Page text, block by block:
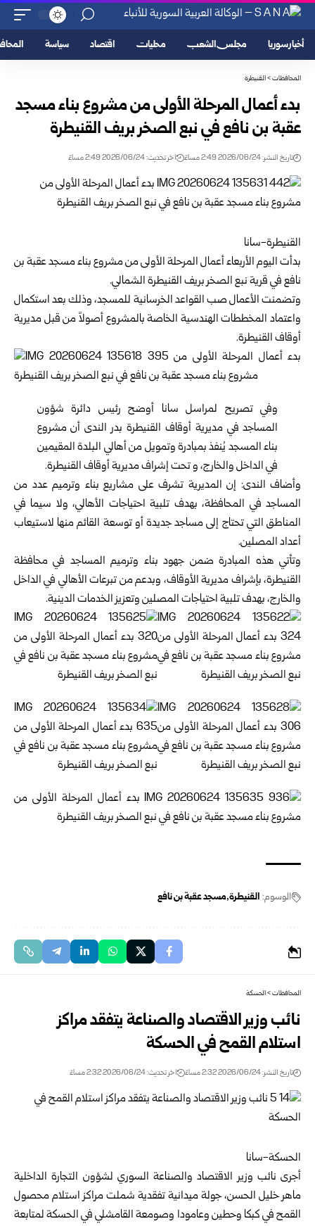
أخبار سوريا مجلس الشعب محليات اقتصاد سياسة
المحافظات>القنيطرة
بدء أعمال المرحلة الأولى من مشروع بناء مسجد
عقبة بن نافع في نبع ‏الصخر بريف القنيطرة
تاريخ النشر: 2026/06/24 2:49 مساءً اخر تحديث: 2026/06/24 2:49 مساءً
القنيطرة-سانا‏
بدأت اليوم الأربعاء أعمال المرحلة الأولى من مشروع بناء مسجد عقبة ‏بن
نافع في قرية نبع الصخر بريفالقنيطرةالشمالي‎.‎
وتضمنت الأعمال صب القواعد الخرسانية للمسجد، وذلك بعد استكمال
‏واعتماد المخططات الهندسية الخاصة بالمشروع أصولاً من قبل مديرية
‏أوقاف القنيطرة‎.‎
وفي تصريح لمراسل سانا أوضح رئيس دائرة شؤون
المساجد في مديرية ‏أوقاف القنيطرة بدر الندى أن مشروع
بناء المسجد يُنفذ بمبادرة وتمويل ‏من أهالي البلدة المقيمين
في الداخل والخارج، و تحت إشراف مديرية ‏أوقاف القنيطرة‎.‎
وأضاف الندى: إن المديرية تشرف على مشاريع بناء وترميم عدد من
‏المساجد في المحافظة، بهدف تلبية احتياجات الأهالي، ولا سيما في
‏المناطق التي تحتاج إلى مساجد جديدة أو توسعة القائم منها لاستيعاب
‏أعداد المصلين‎.‎
وتأتي هذه المبادرة ضمن جهود بناء وترميم المساجد في محافظة
‏القنيطرة، بإشراف مديرية الأوقاف، وبدعم من تبرعات الأهالي في الداخل
‏والخارج، بهدف تلبية احتياجات المصلين وتعزيز الخدمات الدينية‎.‎
الوسوم: القنيطرة مسجد عقبة بن نافع
المحافظات>الحسكة
نائب وزير الاقتصاد والصناعة يتفقد مراكز
استلام القمح في الحسكة
تاريخ النشر: 2026/06/24 2:32 مساءً اخر تحديث: 2026/06/24 2:32 مساءً
الحسكة-سانا‏
أجرى نائب وزير الاقتصاد والصناعة السوري لشؤون التجارة الداخلية
ماهر خليل الحسن، جولة ‏ميدانية تفقدية شملت مراكز استلام محصول
القمح في كبكا وحطين وعامودا وصومعة القامشلي في ‏الحسكةلمتابعة